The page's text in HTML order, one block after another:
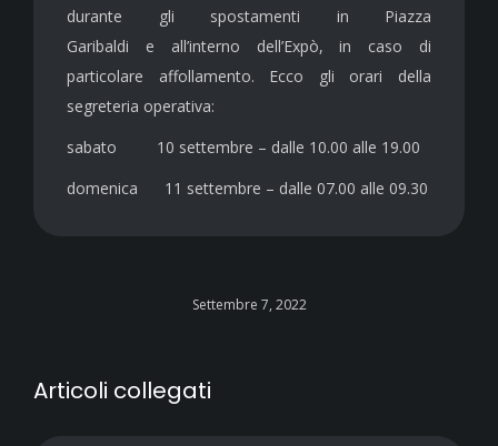
durante gli spostamenti in Piazza
Garibaldi e all’interno dell’Expò, in caso di
particolare affollamento. Ecco gli orari della
segreteria operativa:
sabato 10 settembre – dalle 10.00 alle 19.00
domenica 11 settembre – dalle 07.00 alle 09.30
Settembre 7, 2022
Articoli collegati